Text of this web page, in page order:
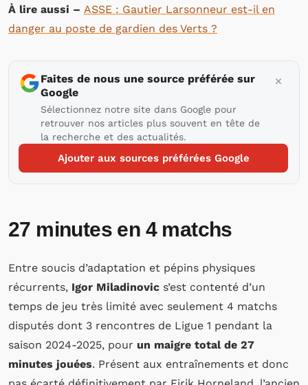
À lire aussi – ASSE : Gautier Larsonneur est-il en
danger au poste de gardien des Verts ?
Faites de nous une source préférée sur
Google
Sélectionnez notre site dans Google pour
retrouver nos articles plus souvent en tête de
la recherche et des actualités.
Ajouter aux sources préférées Google
27 minutes en 4 matchs
Entre soucis d’adaptation et pépins physiques
récurrents, Igor Miladinovic s’est contenté d’un
temps de jeu très limité avec seulement 4 matchs
disputés dont 3 rencontres de Ligue 1 pendant la
saison 2024-2025, pour un maigre total de 27
minutes jouées. Présent aux entraînements et donc